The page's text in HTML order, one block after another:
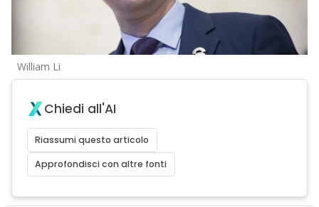
William Li
Chiedi all'AI
Riassumi questo articolo
Approfondisci con altre fonti